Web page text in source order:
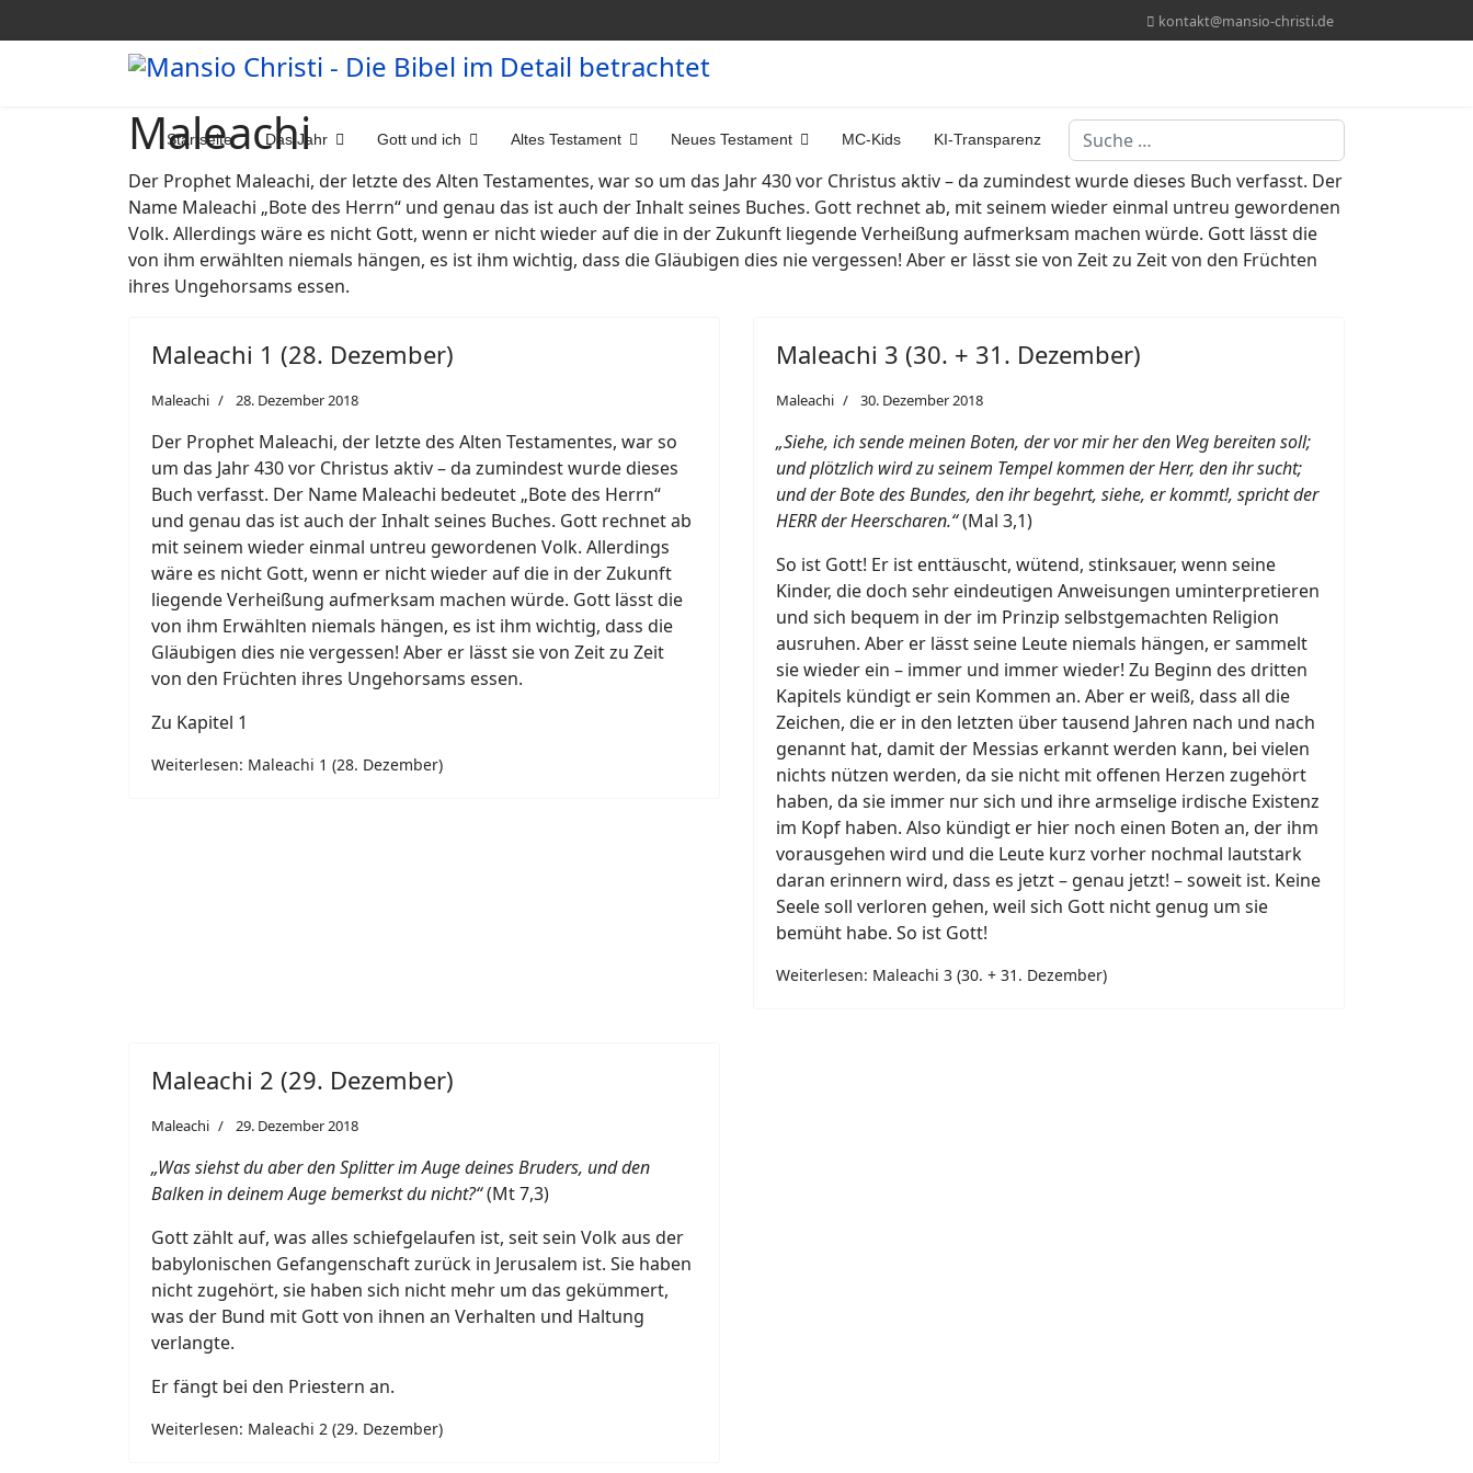
kontakt@mansio-christi.de
Startseite Das Jahr Gott und ich Altes Testament Neues Testament MC-Kids KI-Transparenz Suchen
Maleachi
Der Prophet Maleachi, der letzte des Alten Testamentes, war so um das Jahr 430 vor Christus aktiv – da zumindest wurde dieses Buch verfasst. Der
Name Maleachi „Bote des Herrn“ und genau das ist auch der Inhalt seines Buches. Gott rechnet ab, mit seinem wieder einmal untreu gewordenen
Volk. Allerdings wäre es nicht Gott, wenn er nicht wieder auf die in der Zukunft liegende Verheißung aufmerksam machen würde. Gott lässt die
von ihm erwählten niemals hängen, es ist ihm wichtig, dass die Gläubigen dies nie vergessen! Aber er lässt sie von Zeit zu Zeit von den Früchten
ihres Ungehorsams essen.
Maleachi 1 (28. Dezember)
Maleachi 28. Dezember 2018
Der Prophet Maleachi, der letzte des Alten Testamentes, war so
um das Jahr 430 vor Christus aktiv – da zumindest wurde dieses
Buch verfasst. Der Name Maleachi bedeutet „Bote des Herrn“
und genau das ist auch der Inhalt seines Buches. Gott rechnet ab
mit seinem wieder einmal untreu gewordenen Volk. Allerdings
wäre es nicht Gott, wenn er nicht wieder auf die in der Zukunft
liegende Verheißung aufmerksam machen würde. Gott lässt die
von ihm Erwählten niemals hängen, es ist ihm wichtig, dass die
Gläubigen dies nie vergessen! Aber er lässt sie von Zeit zu Zeit
von den Früchten ihres Ungehorsams essen.
Zu Kapitel 1
Weiterlesen: Maleachi 1 (28. Dezember)
Maleachi 3 (30. + 31. Dezember)
Maleachi 30. Dezember 2018
„Siehe, ich sende meinen Boten, der vor mir her den Weg bereiten soll;
und plötzlich wird zu seinem Tempel kommen der Herr, den ihr sucht;
und der Bote des Bundes, den ihr begehrt, siehe, er kommt!, spricht der
HERR der Heerscharen.“(Mal 3,1)
So ist Gott! Er ist enttäuscht, wütend, stinksauer, wenn seine
Kinder, die doch sehr eindeutigen Anweisungen uminterpretieren
und sich bequem in der im Prinzip selbstgemachten Religion
ausruhen. Aber er lässt seine Leute niemals hängen, er sammelt
sie wieder ein – immer und immer wieder! Zu Beginn des dritten
Kapitels kündigt er sein Kommen an. Aber er weiß, dass all die
Zeichen, die er in den letzten über tausend Jahren nach und nach
genannt hat, damit der Messias erkannt werden kann, bei vielen
nichts nützen werden, da sie nicht mit offenen Herzen zugehört
haben, da sie immer nur sich und ihre armselige irdische Existenz
im Kopf haben. Also kündigt er hier noch einen Boten an, der ihm
vorausgehen wird und die Leute kurz vorher nochmal lautstark
daran erinnern wird, dass es jetzt – genau jetzt! – soweit ist. Keine
Seele soll verloren gehen, weil sich Gott nicht genug um sie
bemüht habe. So ist Gott!
Weiterlesen: Maleachi 3 (30. + 31. Dezember)
Maleachi 2 (29. Dezember)
Maleachi 29. Dezember 2018
„Was siehst du aber den Splitter im Auge deines Bruders, und den
Balken in deinem Auge bemerkst du nicht?“(Mt 7,3)
Gott zählt auf, was alles schiefgelaufen ist, seit sein Volk aus der
babylonischen Gefangenschaft zurück in Jerusalem ist. Sie haben
nicht zugehört, sie haben sich nicht mehr um das gekümmert,
was der Bund mit Gott von ihnen an Verhalten und Haltung
verlangte.
Er fängt bei den Priestern an.
Weiterlesen: Maleachi 2 (29. Dezember)